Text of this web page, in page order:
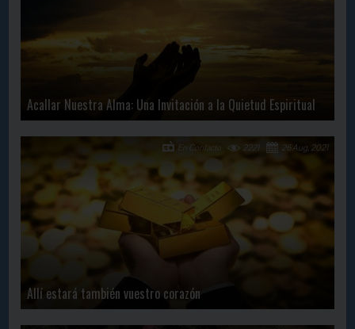
Acallar Nuestra Alma: Una Invitación a la Quietud Espiritual
Allí estará también vuestro corazón
26 Aug, 2021
2221
En Contacto